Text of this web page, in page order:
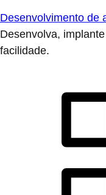
Desenvolvimento de
Desenvolva,
facilidade.